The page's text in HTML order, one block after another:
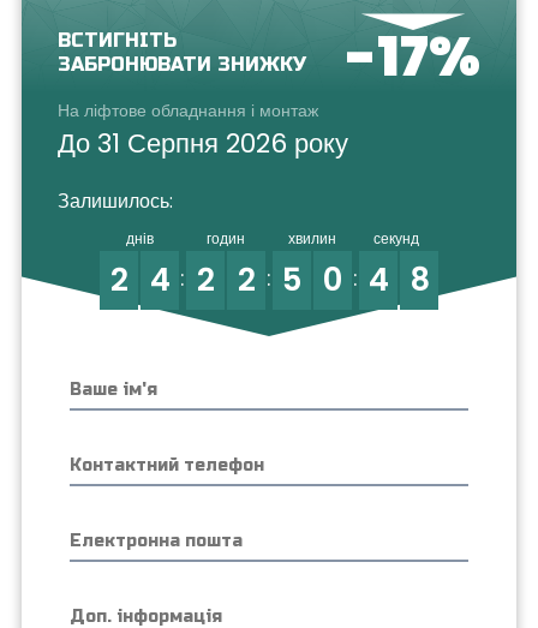
ВСТИГНІТЬ
ЗАБРОНЮВАТИ ЗНИЖКУ
-17%
На ліфтове обладнання і монтаж
До 31 Серпня 2026 року
Залишилось:
днів
2 4
годин
2 2
хвилин
5 0
секунд
4 8